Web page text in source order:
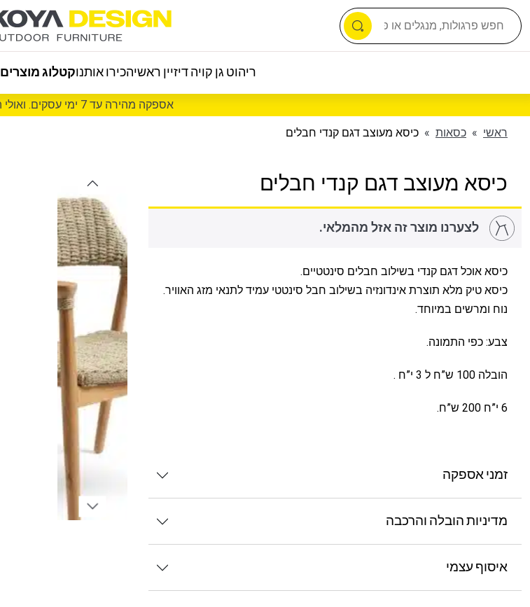
ריהוט גן קויה דיזיין ראשיהכירו אותנוקטלוג מוצרים
אספקה מהירה עד 7 ימי עסקים. ואולי הרבה לפני...
ראשי » כסאות » כיסא מעוצב דגם קנדי חבלים
כיסא מעוצב דגם קנדי חבלים
לצערנו מוצר זה אזל מהמלאי.
כיסא אוכל דגם קנדי בשילוב חבלים סינטטיים.
כיסא טיק מלא תוצרת אינדונזיה בשילוב חבל סינטטי עמיד לתנאי מזג האוויר.
נוח ומרשים במיוחד.
צבע: כפי התמונה.
הובלה 100 ש”ח ל 3 י”ח .
6 י”ח 200 ש”ח.
זמני אספקה
מדיניות הובלה והרכבה
איסוף עצמי